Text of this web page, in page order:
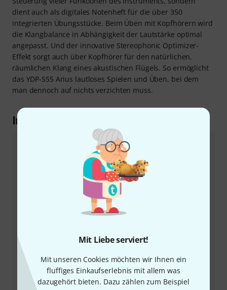
Mit Liebe serviert!
Mit unseren Cookies möchten wir Ihnen ein
fluffiges Einkaufserlebnis mit allem was
dazugehört bieten. Dazu zählen zum Beispiel
dient auch als digitales Notenheft für die über 350
integrierten Übungsstücke. Beim Üben mit Kopfhörern wird
die Klangbalance in Abhängigkeit der Lautstärke optimal
angepasst. Und der innovative Stereophonic Optimizer-
Effekt sorgt auch über Kopfhörer für den natürlichen,
räumlichen Klang eines akustischen Flügels. So ermöglicht
das YDP-S55 Arius lautloses Spielen und Üben, bei dem
man dennoch auf nichts verzichten muss.
Im Detail erklärt
Den Klang eines akustischen Klaviers oder Flügels
digital zu reproduzieren, ist sehr komplex, weil beim
Original alle Bestandteile ständig zusammenwirken:
Tasten, Dämpfer, Saiten, Resonanzboden - das alles
ergibt in der Summe den beeindruckenden Klang mit
vielen komplexen Nuancen und Resonanzen. Für
nicht, einfach jede Taste in verschiedenen Lautstärken
zu sampeln - ebenso wichtig ist, wie sich die jeweils
schwingenden Saiten und die übrigen Teile des
Instruments gegenseitig beeinflussen. Die VRM-Lite-
Technologie des Yamaha YDP-S55 Arius emuliert